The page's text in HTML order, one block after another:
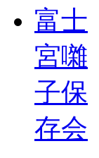
富士
宮囃
子保
存会